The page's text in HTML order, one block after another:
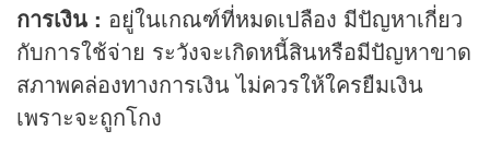
การเงิน : อยู่ในเกณฑ์ที่หมดเปลือง มีปัญหาเกี่ยว
กับการใช้จ่าย ระวังจะเกิดหนี้สินหรือมีปัญหาขาด
สภาพคล่องทางการเงิน ไม่ควรให้ใครยืมเงิน
เพราะจะถูกโกง